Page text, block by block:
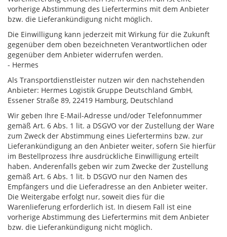
vorherige Abstimmung des Liefertermins mit dem Anbieter
bzw. die Lieferankündigung nicht möglich.
Die Einwilligung kann jederzeit mit Wirkung für die Zukunft
gegenüber dem oben bezeichneten Verantwortlichen oder
gegenüber dem Anbieter widerrufen werden.
- Hermes
Als Transportdienstleister nutzen wir den nachstehenden
Anbieter: Hermes Logistik Gruppe Deutschland GmbH,
Essener Straße 89, 22419 Hamburg, Deutschland
Wir geben Ihre E-Mail-Adresse und/oder Telefonnummer
gemäß Art. 6 Abs. 1 lit. a DSGVO vor der Zustellung der Ware
zum Zweck der Abstimmung eines Liefertermins bzw. zur
Lieferankündigung an den Anbieter weiter, sofern Sie hierfür
im Bestellprozess Ihre ausdrückliche Einwilligung erteilt
haben. Anderenfalls geben wir zum Zwecke der Zustellung
gemäß Art. 6 Abs. 1 lit. b DSGVO nur den Namen des
Empfängers und die Lieferadresse an den Anbieter weiter.
Die Weitergabe erfolgt nur, soweit dies für die
Warenlieferung erforderlich ist. In diesem Fall ist eine
vorherige Abstimmung des Liefertermins mit dem Anbieter
bzw. die Lieferankündigung nicht möglich.